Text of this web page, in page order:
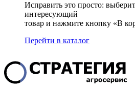
Исправить это просто:
интересующий
товар и нажмите кнопку «В
Перейти в каталог